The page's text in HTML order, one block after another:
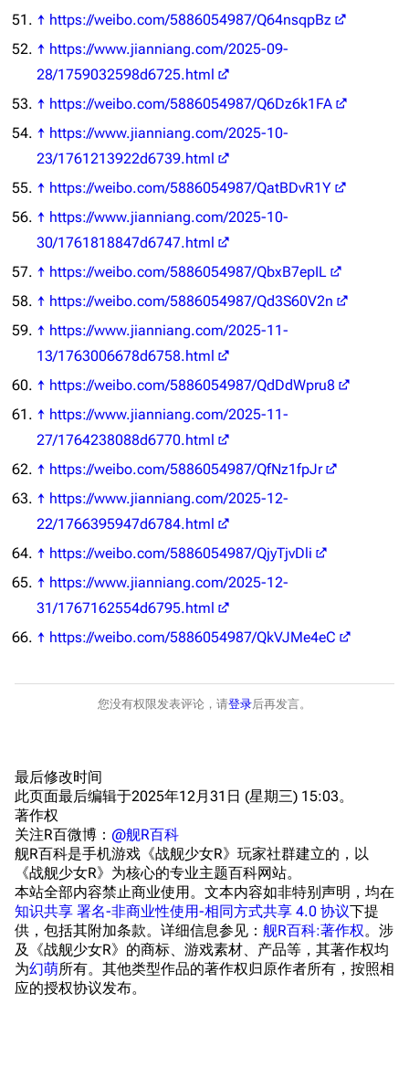
1696 6687
舰R百科
导航
首页
最近更改
留言讨论页
新文件
新页面
帮助
资助百科
编辑规范
随便逛逛
特殊页面
上传文件
游戏系统
新手入门
推荐角色与游戏技
巧
海域资料
经验计算
远征
任务
战利品与功勋
技能
战斗机制
按编号
按国籍
舰娘获得方式
换装
装备图鉴
头像
勋章
宿舍与家具
餐厅与料理
浴室
学院与战术
放映厅
战区支队基地
工程局
特别船坞
考据勘误汇总
游戏BUG汇总
术语词典
历次活动关卡图标
舰娘对话小剧场
舰船造船厂一览
舰船归宿一览
舰名溯源
舰艇徽章与格言
历次场刊
参与画师
↑ https://weibo.com/5886054987/Q64nsqpBz
↑ https://www.jianniang.com/2025-09-
28/1759032598d6725.html
↑ https://weibo.com/5886054987/Q6Dz6k1FA
↑ https://www.jianniang.com/2025-10-
23/1761213922d6739.html
↑ https://weibo.com/5886054987/QatBDvR1Y
↑ https://www.jianniang.com/2025-10-
30/1761818847d6747.html
↑ https://weibo.com/5886054987/QbxB7epIL
↑ https://weibo.com/5886054987/Qd3S60V2n
↑ https://www.jianniang.com/2025-11-
13/1763006678d6758.html
↑ https://weibo.com/5886054987/QdDdWpru8
↑ https://www.jianniang.com/2025-11-
27/1764238088d6770.html
↑ https://weibo.com/5886054987/QfNz1fpJr
↑ https://www.jianniang.com/2025-12-
22/1766395947d6784.html
↑ https://weibo.com/5886054987/QjyTjvDli
↑ https://www.jianniang.com/2025-12-
31/1767162554d6795.html
↑ https://weibo.com/5886054987/QkVJMe4eC
您没有权限发表评论，请登录后再发言。
最后修改时间
此页面最后编辑于2025年12月31日 (星期三) 15:03。
著作权
关注R百微博： @舰R百科
舰R百科是手机游戏《战舰少女R》玩家社群建立的，以
《战舰少女R》为核心的专业主题百科网站。
本站全部内容禁止商业使用。文本内容如非特别声明，均在
知识共享 署名-非商业性使用-相同方式共享 4.0 协议下提
供，包括其附加条款。详细信息参见： 舰R百科:著作权。涉
及《战舰少女R》的商标、游戏素材、产品等，其著作权均
为幻萌所有。其他类型作品的著作权归原作者所有，按照相
应的授权协议发布。